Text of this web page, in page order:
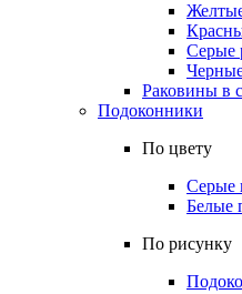
Серые
Раковины в
Подоконники
По цвету
Серые
Белые
По рисунку